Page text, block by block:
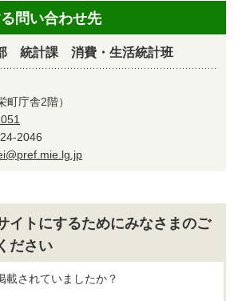
問い合わせ先
統計課 消費・生活統計班
庁舎2階）
2046
イトにするためにみなさまのご
ださい
載されていましたか？